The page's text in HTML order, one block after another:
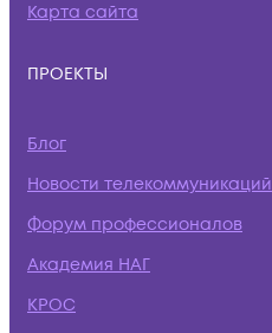
Карта сайта
ПРОЕКТЫ
Блог
Новости телекоммуникаций
Форум профессионалов
Академия НАГ
КРОС